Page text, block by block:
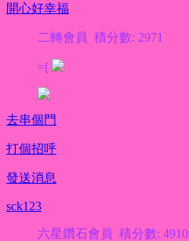
開心好幸福
二轉會員 積分數: 2971
=[
去串個門
打個招呼
發送消息
sck123
六星鑽石會員 積分數: 4910